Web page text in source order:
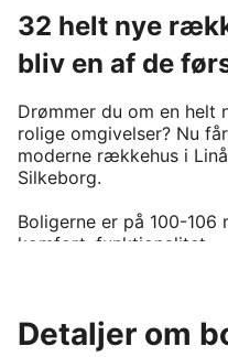
32 helt nye
bliv en af de
Drømmer du om en helt
rolige omgivelser? Nu
moderne rækkehus i
Silkeborg.
Boligerne er på 100-106
komfort, funktionalitet.
Egen carport og skur
Detaljer om